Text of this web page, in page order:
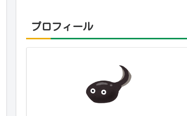
プロフィール